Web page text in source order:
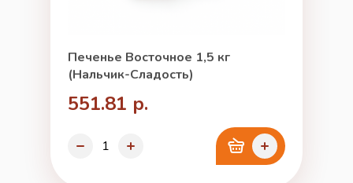
Печенье Восточное 1,5 кг
(Нальчик-Сладость)
551.81 р.